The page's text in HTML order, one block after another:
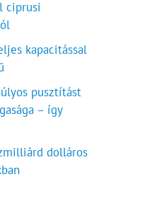
ciprusi
kapacitással
pusztítást
– így
dolláros